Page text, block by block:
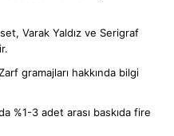
Varak Yaldız ve Serigraf
gramajları hakkında bilgi
%1-3 adet arası baskıda fire